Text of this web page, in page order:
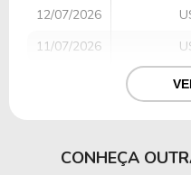
12/07/2026
11/07/2026
CONHEÇA